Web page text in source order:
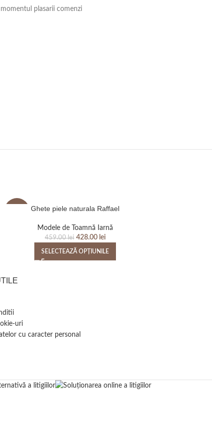
plasarii comenzi
Ghete piele naturala Raffael
Modele de Toamnă Iarnă
459.00lei 428.00 lei
SELECTEAZĂ OPȚIUNILE
uri
cu caracter personal